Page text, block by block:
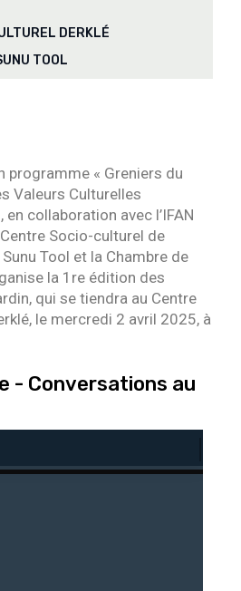
DERKLÉ
TOOL
programme « Greniers du
Valeurs Culturelles
en collaboration avec l’IFAN
Socio-culturel de
Tool et la Chambre de
la 1re édition des
qui se tiendra au Centre
le mercredi 2 avril 2025, à
- Conversations au